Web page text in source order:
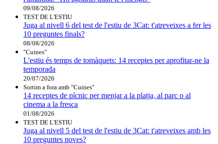
09/08/2026
TEST DE L'ESTIU
Juga al nivell 6 del test de l'estiu de 3Cat: t'atreveixes a fer les
10 preguntes finals?
08/08/2026
"Cuines"
L'estiu és temps de tomàquets: 14 receptes per aprofitar-ne la
temporada
20/07/2026
Sortim a fora amb "Cuines"
14 receptes de pícnic per menjar a la platja, al parc o al
cinema a la fresca
01/08/2026
TEST DE L'ESTIU
Juga al nivell 5 del test de l'estiu de 3Cat: t'atreveixes amb les
10 preguntes noves?